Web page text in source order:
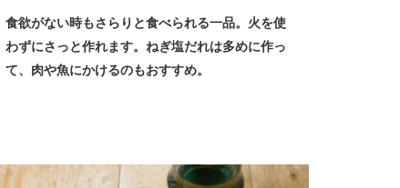
食欲がない時もさらりと食べられる一品。火を使
わずにさっと作れます。ねぎ塩だれは多めに作っ
て、肉や魚にかけるのもおすすめ。